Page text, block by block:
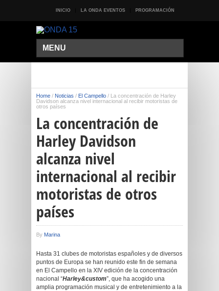
INICIO LA ONDA EVENTOS PROGRAMACIÓN
MENU
Home / Noticias / El Campello / La concentración de Harley
Davidson alcanza nivel internacional al recibir motoristas de
otros países
La concentración de
Harley Davidson
alcanza nivel
internacional al recibir
motoristas de otros
países
By Marina
Hasta 31 clubes de motoristas españoles y de diversos
puntos de Europa se han reunido este fin de semana
en El Campello en la XIV edición de la concentración
nacional “Harley&custom”, que ha acogido una
amplia programación musical y de entretenimiento a la